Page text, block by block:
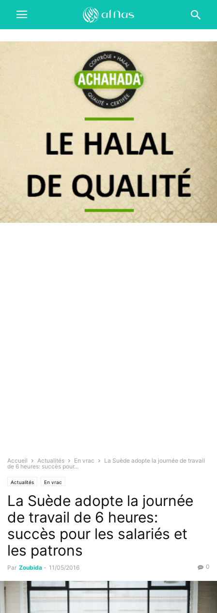
Accueil Actualités En vrac
La Suède adopte la journée de travail
de 6 heures: succès pour...
Actualités En vrac
La Suède adopte la journée
de travail de 6 heures:
succès pour les salariés et
les patrons
Par Zoubida - 11/05/2016 0